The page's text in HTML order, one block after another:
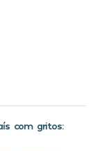
com gritos: